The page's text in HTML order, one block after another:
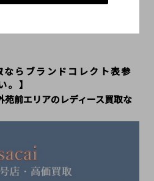
らブランドコレクト表参
。】
前エリアのレディース買取な